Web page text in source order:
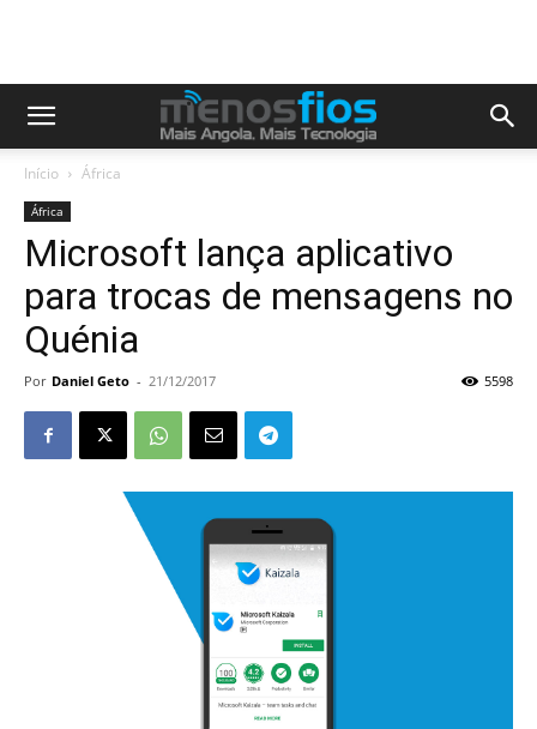
Início África
África
Microsoft lança aplicativo
para trocas de mensagens no
Quénia
Por Daniel Geto - 21/12/2017 5598